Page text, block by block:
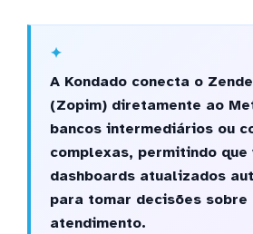
A Kondado conecta o
(Zopim) diretamente ao
bancos intermediários ou
complexas, permitindo que
dashboards atualizados
para tomar decisões sobre
atendimento.